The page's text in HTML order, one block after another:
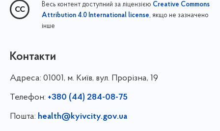
Весь контент доступний за ліцензією Creative Commons
Attribution 4.0 International license, якщо не зазначено
інше
Контакти
Адреса: 01001, м. Київ, вул. Прорізна, 19
Телефон: +380 (44) 284-08-75
Пошта: health@kyivcity.gov.ua